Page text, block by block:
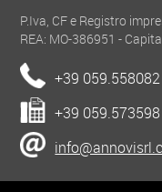
P.Iva, CF e Registro
REA: MO-386951 -
+39
+39 059.573598